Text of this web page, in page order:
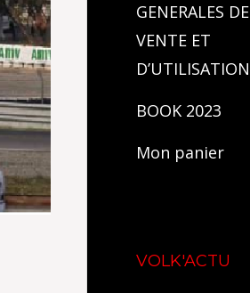
GENERALES DE
VENTE ET
D’UTILISATION
BOOK 2023
Mon panier
VOLK'ACTU